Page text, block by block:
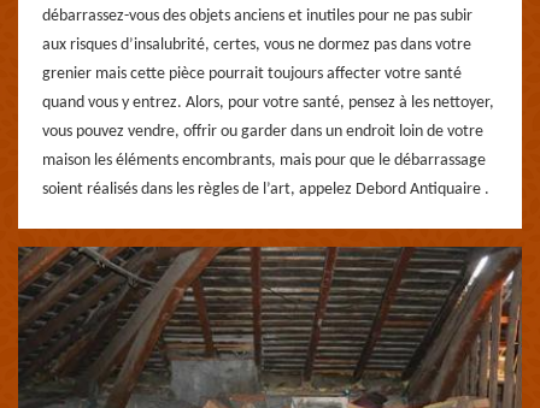
débarrassez-vous des objets anciens et inutiles pour ne pas subir
aux risques d’insalubrité, certes, vous ne dormez pas dans votre
grenier mais cette pièce pourrait toujours affecter votre santé
quand vous y entrez. Alors, pour votre santé, pensez à les nettoyer,
vous pouvez vendre, offrir ou garder dans un endroit loin de votre
maison les éléments encombrants, mais pour que le débarrassage
soient réalisés dans les règles de l’art, appelez Debord Antiquaire .